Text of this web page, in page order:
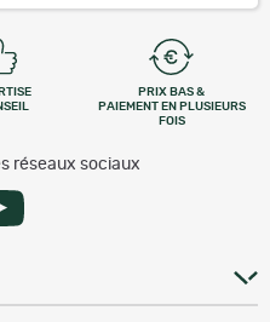
PRIX BAS &
PAIEMENT EN PLUSIEURS
FOIS
réseaux sociaux